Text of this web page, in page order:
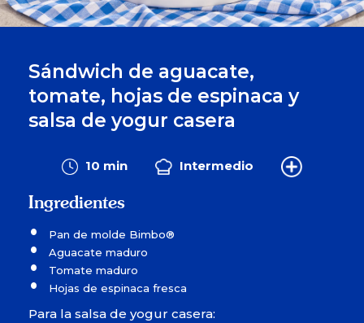
Sándwich de aguacate,
tomate, hojas de espinaca y
salsa de yogur casera
10 min Intermedio
Ingredientes
Pan de molde Bimbo®
Aguacate maduro
Tomate maduro
Hojas de espinaca fresca
Para la salsa de yogur casera: